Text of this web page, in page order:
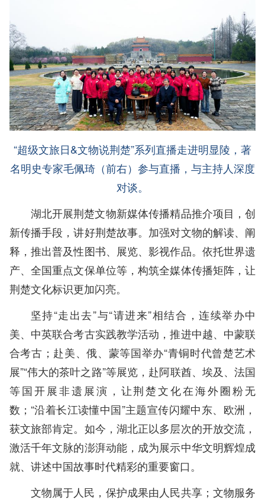
“超级文旅日&文物说荆楚”系列直播走进明显陵，著
名明史专家毛佩琦（前右）参与直播，与主持人深度
对谈。
湖北开展荆楚文物新媒体传播精品推介项目，创
新传播手段，讲好荆楚故事。加强对文物的解读、阐
释，推出普及性图书、展览、影视作品。依托世界遗
产、全国重点文保单位等，构筑全媒体传播矩阵，让
荆楚文化标识更加闪亮。
坚持“走出去”与“请进来”相结合，连续举办中
美、中英联合考古实践教学活动，推进中越、中蒙联
合考古；赴美、俄、蒙等国举办“青铜时代曾楚艺术
展”“伟大的茶叶之路”等展览，赴阿联酋、埃及、法国
等国开展非遗展演，让荆楚文化在海外圈粉无
数；“沿着长江读懂中国”主题宣传闪耀中东、欧洲，
获文旅部肯定。如今，湖北正以多层次的开放交流，
激活千年文脉的澎湃动能，成为展示中华文明辉煌成
就、讲述中国故事时代精彩的重要窗口。
文物属于人民，保护成果由人民共享；文物服务